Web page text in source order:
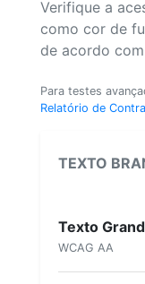
Verifique a
como cor de
de acordo
Para testes
Relatório de
TEXTO
Texto
WCAG AA